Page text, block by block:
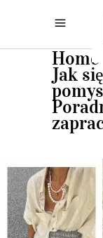
Home
Jak